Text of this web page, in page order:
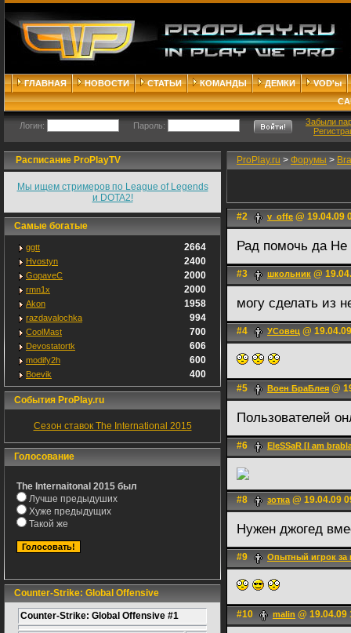
ГЛАВНАЯ НОВОСТИ СТАТЬИ КОМАНДЫ ДЕМКИ
VOD'ы
Логин: Пароль:
Забыли
Расписание ProPlayTV
Мы ищем стримеров по League of Legends
и DOTA2!
Самые богатые
ggtt 2664
Hvostyn 2400
GopaveC 2000
rmn1x 2000
Akon 1958
razdavalochka 994
CoolMast 700
Devostatortk 606
modify2h 600
Boevik 400
События ProPlay.ru
Сезон ставок The International 2015
Голосование
The Internaitonal 2015 был
Лучше предыдуших
Хуже предыдущих
Такой же
Counter-Strike: Global Offensive
Counter-Strike: Global Offensive #1
ProPlay.ru > Форумы >
#2 v_offe @ 19.04.09
Рад помочь да
#3 школьник @
могу сделать из
#4 УСовец @
#5 Воен БраБлея @
Пользователей
#6 EleSSaR [I am
#8 зотка@ 19.04.09
Нужен джогед
#9 Опытный игрок за
#10 malin @ 19.04.09